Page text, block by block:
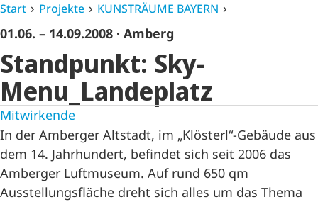
Start Projekte KUNSTRÄUME BAYERN
01.06. – 14.09.2008 · Amberg
Standpunkt: Sky-
Menu_Landeplatz
Mitwirkende
In der Amberger Altstadt, im „Klösterl“-Gebäude aus
dem 14. Jahrhundert, befindet sich seit 2006 das
Amberger Luftmuseum. Auf rund 650 qm
Ausstellungsfläche dreht sich alles um das Thema